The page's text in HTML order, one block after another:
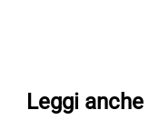
Leggi anche